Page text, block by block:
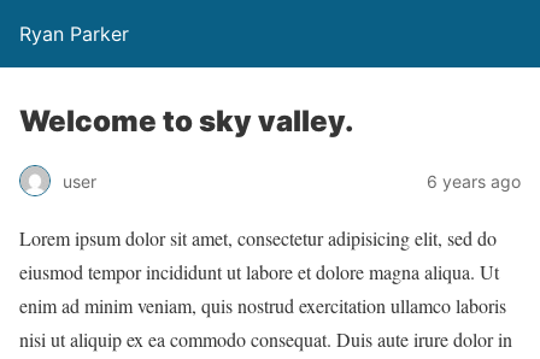
Ryan Parker
Welcome to sky valley.
user 6 years ago
Lorem ipsum dolor sit amet, consectetur adipisicing elit, sed do
eiusmod tempor incididunt ut labore et dolore magna aliqua. Ut
enim ad minim veniam, quis nostrud exercitation ullamco laboris
nisi ut aliquip ex ea commodo consequat. Duis aute irure dolor in